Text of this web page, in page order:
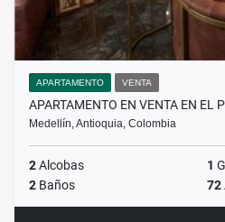
APARTAMENTO VENTA
APARTAMENTO EN VENTA EN EL
Medellín, Antioquia, Colombia
2Alcobas 1
2 Baños 72